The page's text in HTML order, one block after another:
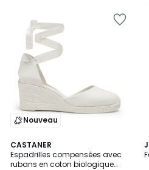
réduction
appliquée.
Nouveau
CASTANER
Espadrilles compensées avec
rubans en coton biologique
4
Couleurs